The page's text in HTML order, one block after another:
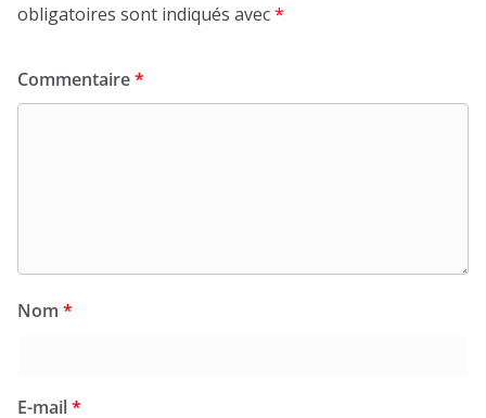
obligatoires sont indiqués avec*
Commentaire*
Nom *
E-mail*